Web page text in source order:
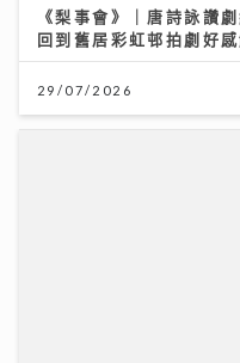
《梨事會》｜唐詩詠讚
回到舊居彩虹邨拍劇好感
29/07/2026